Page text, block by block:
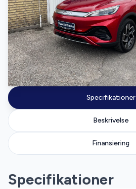
Specifikationer
Beskrivelse
Finansiering
Specifikationer